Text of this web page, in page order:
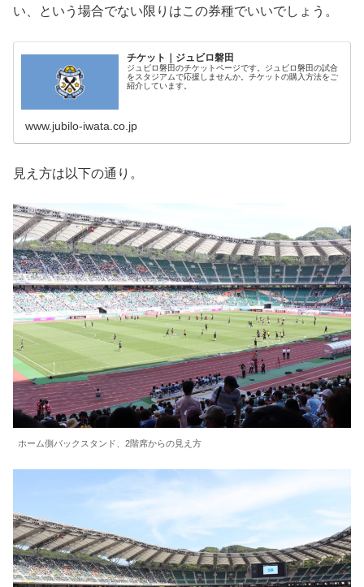
い、という場合でない限りはこの券種でいいでしょう。
チケット｜ジュビロ磐田
ジュビロ磐田のチケットページです。ジュビロ磐田の試合
をスタジアムで応援しませんか。チケットの購入方法をご
紹介しています。
www.jubilo-iwata.co.jp
見え方は以下の通り。
ホーム側バックスタンド、2階席からの見え方